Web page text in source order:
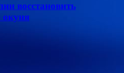
восстановить
окуня